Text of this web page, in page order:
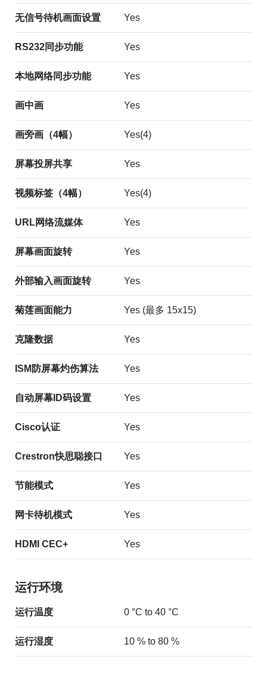
无信号待机画面设置 Yes
RS232同步功能 Yes
本地网络同步功能 Yes
画中画 Yes
画旁画（4幅） Yes(4)
屏幕投屏共享 Yes
视频标签（4幅） Yes(4)
URL网络流媒体 Yes
屏幕画面旋转 Yes
外部输入画面旋转 Yes
菊莲画面能力 Yes (最多 15x15)
克隆数据 Yes
ISM防屏幕灼伤算法 Yes
自动屏幕ID码设置 Yes
Cisco认证 Yes
Crestron快思聪接口 Yes
节能模式 Yes
网卡待机模式 Yes
HDMI CEC+ Yes
运行环境
运行温度 0 °C to 40 °C
运行湿度 10 % to 80 %